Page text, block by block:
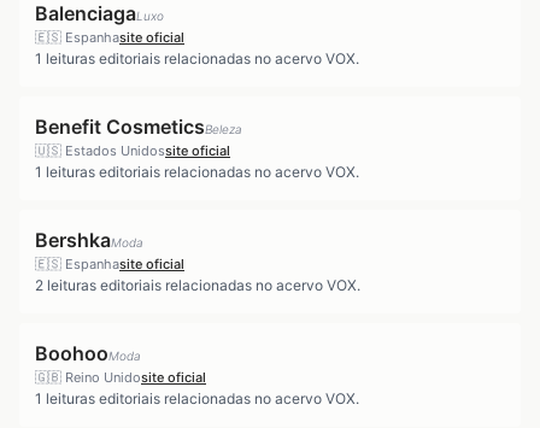
BalenciagaLuxo
🇪🇸 Espanhasite oficial
1 leituras editoriais relacionadas no acervo VOX.
Benefit CosmeticsBeleza
🇺🇸 Estados Unidossite oficial
1 leituras editoriais relacionadas no acervo VOX.
BershkaModa
🇪🇸 Espanhasite oficial
2 leituras editoriais relacionadas no acervo VOX.
BoohooModa
🇬🇧 Reino Unidosite oficial
1 leituras editoriais relacionadas no acervo VOX.